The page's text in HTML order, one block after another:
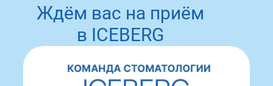
Ждём вас на приём
в ICEBERG